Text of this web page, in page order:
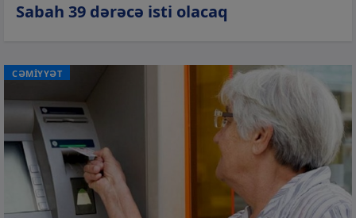
Sabah 39 dərəcə isti olacaq
CƏMİYYƏT